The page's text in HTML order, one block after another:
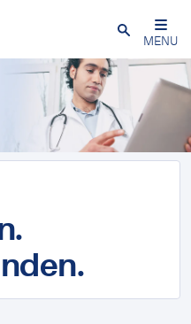
Schließen
MENU